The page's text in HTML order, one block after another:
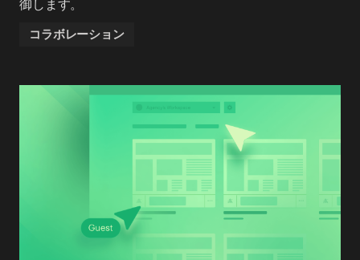
御します。
コラボレーション